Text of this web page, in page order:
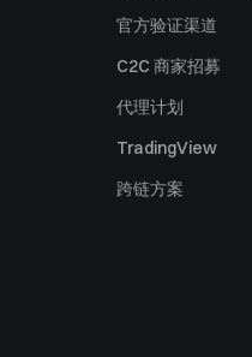
官方验证渠道
C2C 商家招募
代理计划
TradingView
跨链方案